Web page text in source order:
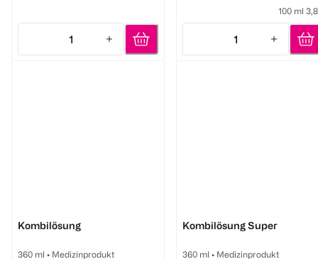
1
Quantity: 1
100 ml
1
Quantity: 1
Kombilösung
360 ml • Medizinprodukt
Kombilösung Super
360 ml • Medizinprodukt